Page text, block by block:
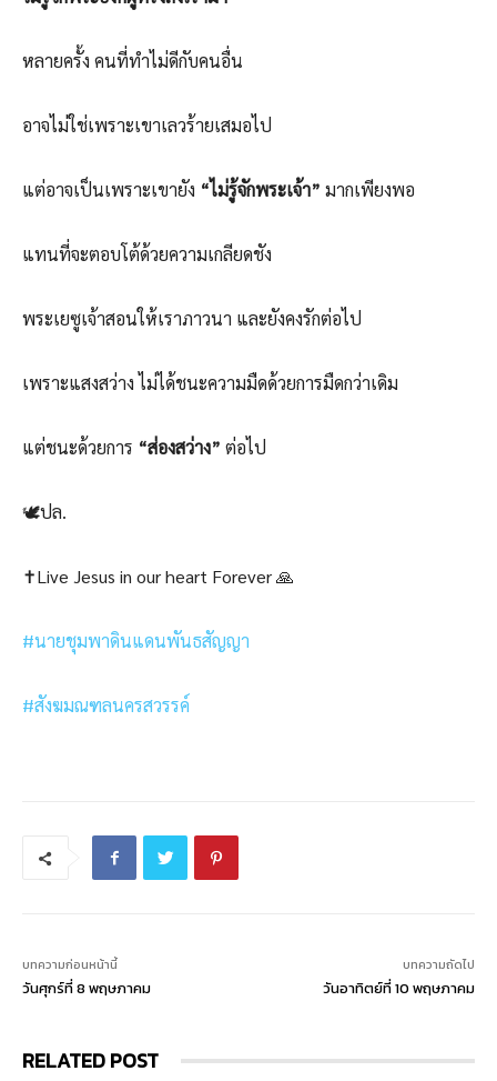
หลายครั้ง คนที่ทำไม่ดีกับคนอื่น
อาจไม่ใช่เพราะเขาเลวร้ายเสมอไป
แต่อาจเป็นเพราะเขายัง “ไม่รู้จักพระเจ้า” มากเพียงพอ
แทนที่จะตอบโต้ด้วยความเกลียดชัง
พระเยซูเจ้าสอนให้เราภาวนา และยังคงรักต่อไป
เพราะแสงสว่าง ไม่ได้ชนะความมืดด้วยการมืดกว่าเดิม
แต่ชนะด้วยการ “ส่องสว่าง” ต่อไป
🕊️ปล.
✝️Live Jesus in our heart Forever 🙏
#นายชุมพาดินแดนพันธสัญญา
#สังฆมณฑลนครสวรรค์
บทความก่อนหน้านี้
วันศุกร์ที่ 8 พฤษภาคม
บทความถัดไป
วันอาทิตย์ที่ 10 พฤษภาคม
RELATED POST